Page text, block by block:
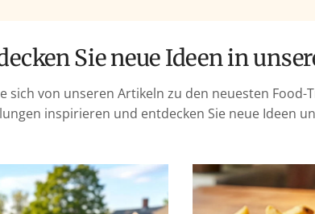
r
r
P
e
i
Sie neue Ideen in
sich von unseren Artikeln zu den neuesten Food-
inspirieren und entdecken Sie neue Ideen